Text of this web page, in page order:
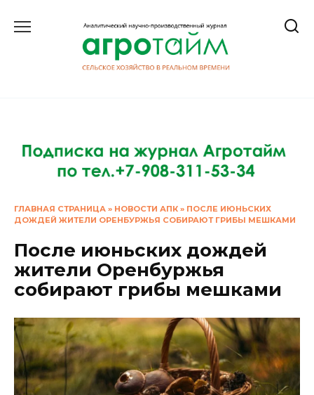
ГЛАВНАЯ СТРАНИЦА » НОВОСТИ АПК » ПОСЛЕ ИЮНЬСКИХ
ДОЖДЕЙ ЖИТЕЛИ ОРЕНБУРЖЬЯ СОБИРАЮТ ГРИБЫ МЕШКАМИ
После июньских дождей
жители Оренбуржья
собирают грибы мешками